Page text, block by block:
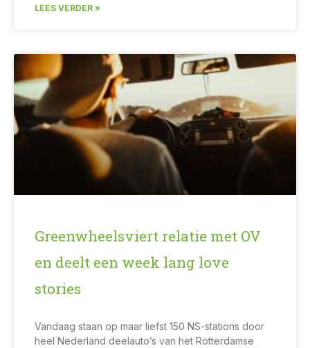
LEES VERDER »
Greenwheelsviert relatie met OV
en deelt een week lang love
stories
Vandaag staan op maar liefst 150 NS-stations door
heel Nederland deelauto’s van het Rotterdamse